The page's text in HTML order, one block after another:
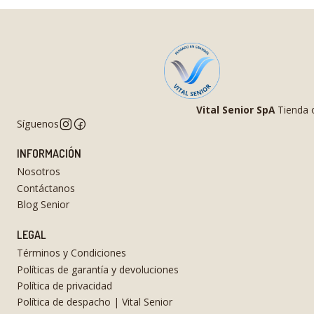
Vital Senior SpATienda
Síguenos
INFORMACIÓN
Nosotros
Contáctanos
Blog Senior
LEGAL
Términos y Condiciones
Políticas de garantía y devoluciones
Política de privacidad
Política de despacho | Vital Senior